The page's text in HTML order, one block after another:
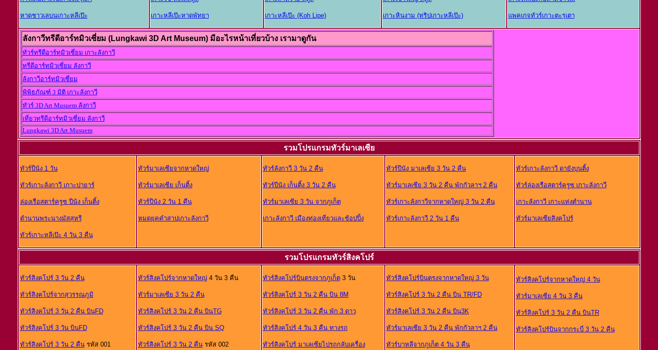
หาดชาวเลบนเกาะหลีเป๊ะ เกาะหลีเป๊ะหาดพัทยา เกาะหลีเป๊ะ (Koh Lipe) เกาะหินงาม (ทริปเกาะหลีเป๊ะ) แพคเกจทัวร์เกาะตะรุเตา
ลังกาวีทรีดีอาร์ทมิวเซี่ยม (Lungkawi 3D Art Museum) มีอะไรหน้าเที่ยวบ้าง เรามาดูกัน
ทัวร์ทรีดีอาร์ทมิวเซี่ยม เกาะลังกาวี
ทรีดีอาร์ทมิวเซี่ยม ลังกาวี
ลังกาวีอาร์ทมิวเซี่ยม
พิพิธภัณฑ์ 3 มิติ เกาะลังกาวี
ทัวร์ 3D Art Musuem ลังกาวี
เที่ยวทรีดีอาร์ทมิวเซี่ยม ลังกาวี
Lungkawi 3D Art Musuem
รวมโปรแกรมทัวร์มาเลเซีย
ทัวร์ปีนัง 1 วัน
ทัวร์เกาะลังกาวี เกาะปายาร์
ล่องเรือสตาร์ครูซ ปีนัง เก็นติ้ง
ตำนานพระนางมัสสุหรี
ทัวร์เกาะหลีเป๊ะ 4 วัน 3 คืน
ทัวร์มาเลเซียจากหาดใหญ่
ทัวร์มาเลเซีย เก็นติ้ง
ทัวร์ปีนัง 2 วัน 1 คืน
หมดยุคคำสาปเกาะลังกาวี
ทัวร์ลังกาวี 3 วัน 2 คืน
ทัวร์ปีนัง เก็นติ้ง 3 วัน 2 คืน
ทัวร์มาเลเซีย 3 วัน จากภูเก็ต
เกาะลังกาวี เมืองท่องเที่ยวและช้อปปิ้ง
ทัวร์ปีนัง มาเลเซีย 3 วัน 2 คืน
ทัวร์มาเลเซีย 3 วัน 2 คืน พักกัวลาฯ 2 คืน
ทัวร์เกาะลังกาวีจากหาดใหญ่ 3 วัน 2 คืน
ทัวร์เกาะลังกาวี 2 วัน 1 คืน
ทัวร์เกาะลังกาวี ดายังบุนติ้ง
ทัวร์ล่องเรือสตาร์ครูซ เกาะลังกาวี
เกาะลังกาวี เกาะแห่งตำนาน
ทัวร์มาเลเซียสิงคโปร์
รวมโปรแกรมทัวร์สิงคโปร์
ทัวร์สิงคโปร์ 3 วัน 2 คืน
ทัวร์สิงคโปร์จากสุวรรณภูมิ
ทัวร์สิงคโปร์ 3 วัน 2 คืน บินFD
ทัวร์สิงคโปร์ 3 วัน บินFD
ทัวร์สิงคโปร์ 3 วัน 2 คืนรหัส 001
ทัวร์สิงคโปร์จากหาดใหญ่4 วัน 3 คืน
ทัวร์มาเลเซีย 3 วัน 2 คืน
ทัวร์สิงคโปร์ 3 วัน 2 คืน บินTG
ทัวร์สิงคโปร์ 3 วัน 2 คืน บิน SQ
ทัวร์สิงคโปร์ 3 วัน 2 คืนรหัส 002
ทัวร์สิงคโปร์บินตรงจากภูเก็ต3 วัน
ทัวร์สิงคโปร์ 3 วัน 2 คืน บิน 8M
ทัวร์สิงคโปร์ 3 วัน 2 คืน พัก 3 ดาว
ทัวร์สิงคโปร์ 4 วัน 3 คืน ทางรถ
ทัวร์สิงคโปร์ มาเลเซียไปรถกลับเครื่อง
ทัวร์สิงคโปร์บินตรงจากหาดใหญ่ 3 วัน
ทัวร์สิงคโปร์ 3 วัน 2 คืน บิน TR/FD
ทัวร์สิงคโปร์ 3 วัน 2 คืน บิน3K
ทัวร์มาเลเซีย 3 วัน 2 คืน พักกัวลาฯ 2 คืน
ทัวร์บาหลีจากภูเก็ต 4 วัน 3 คืน
ทัวร์สิงคโปร์จากหาดใหญ่ 4 วัน
ทัวร์มาเลเซีย 4 วัน 3 คืน
ทัวร์สิงคโปร์ 3 วัน 2 คืน บินTR
ทัวร์สิงคโปร์บินจากกระบี่ 3 วัน 2 คืน